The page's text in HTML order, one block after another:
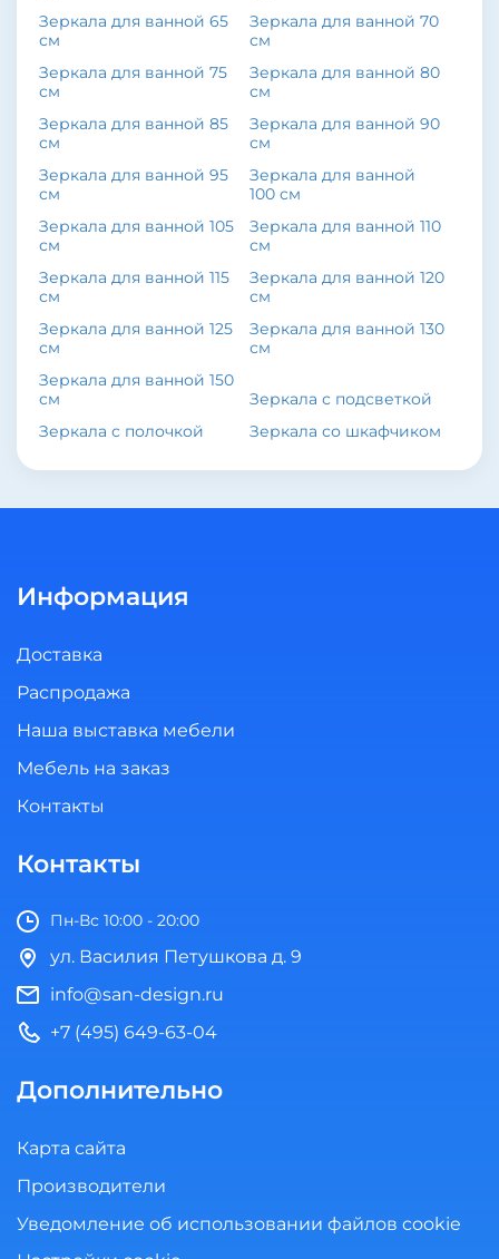
Зеркала для ванной 65
см
Зеркала для ванной 70
см
Зеркала для ванной 75
см
Зеркала для ванной 80
см
Зеркала для ванной 85
см
Зеркала для ванной 90
см
Зеркала для ванной 95
см
Зеркала для ванной
100 см
Зеркала для ванной 105
см
Зеркала для ванной 110
см
Зеркала для ванной 115
см
Зеркала для ванной 120
см
Зеркала для ванной 125
см
Зеркала для ванной 130
см
Зеркала для ванной 150
см
Зеркала с подсветкой
Зеркала с полочкой
Зеркала со шкафчиком
Информация
Доставка
Распродажа
Наша выставка мебели
Мебель на заказ
Контакты
Контакты
Пн-Вс 10:00 - 20:00
ул. Василия Петушкова д. 9
info@san-design.ru
+7 (495) 649-63-04
Дополнительно
Карта сайта
Производители
Уведомление об использовании файлов cookie